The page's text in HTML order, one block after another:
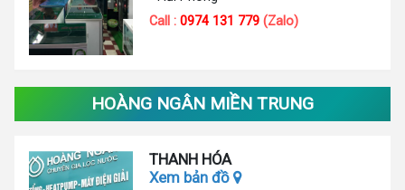
Call :0974 131 779 (Zalo)
HOÀNG NGÂN MIỀN TRUNG
THANH HÓA
Xem bản đồ